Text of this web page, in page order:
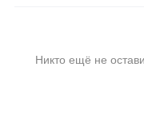
Никто ещё не